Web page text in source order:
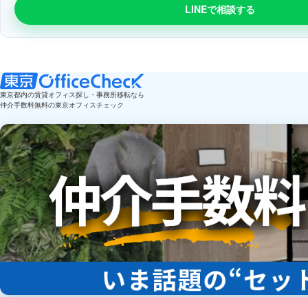
LINEで相談する
東京都内の賃貸オフィス探し・事務所移転なら
仲介手数料無料の東京オフィスチェック